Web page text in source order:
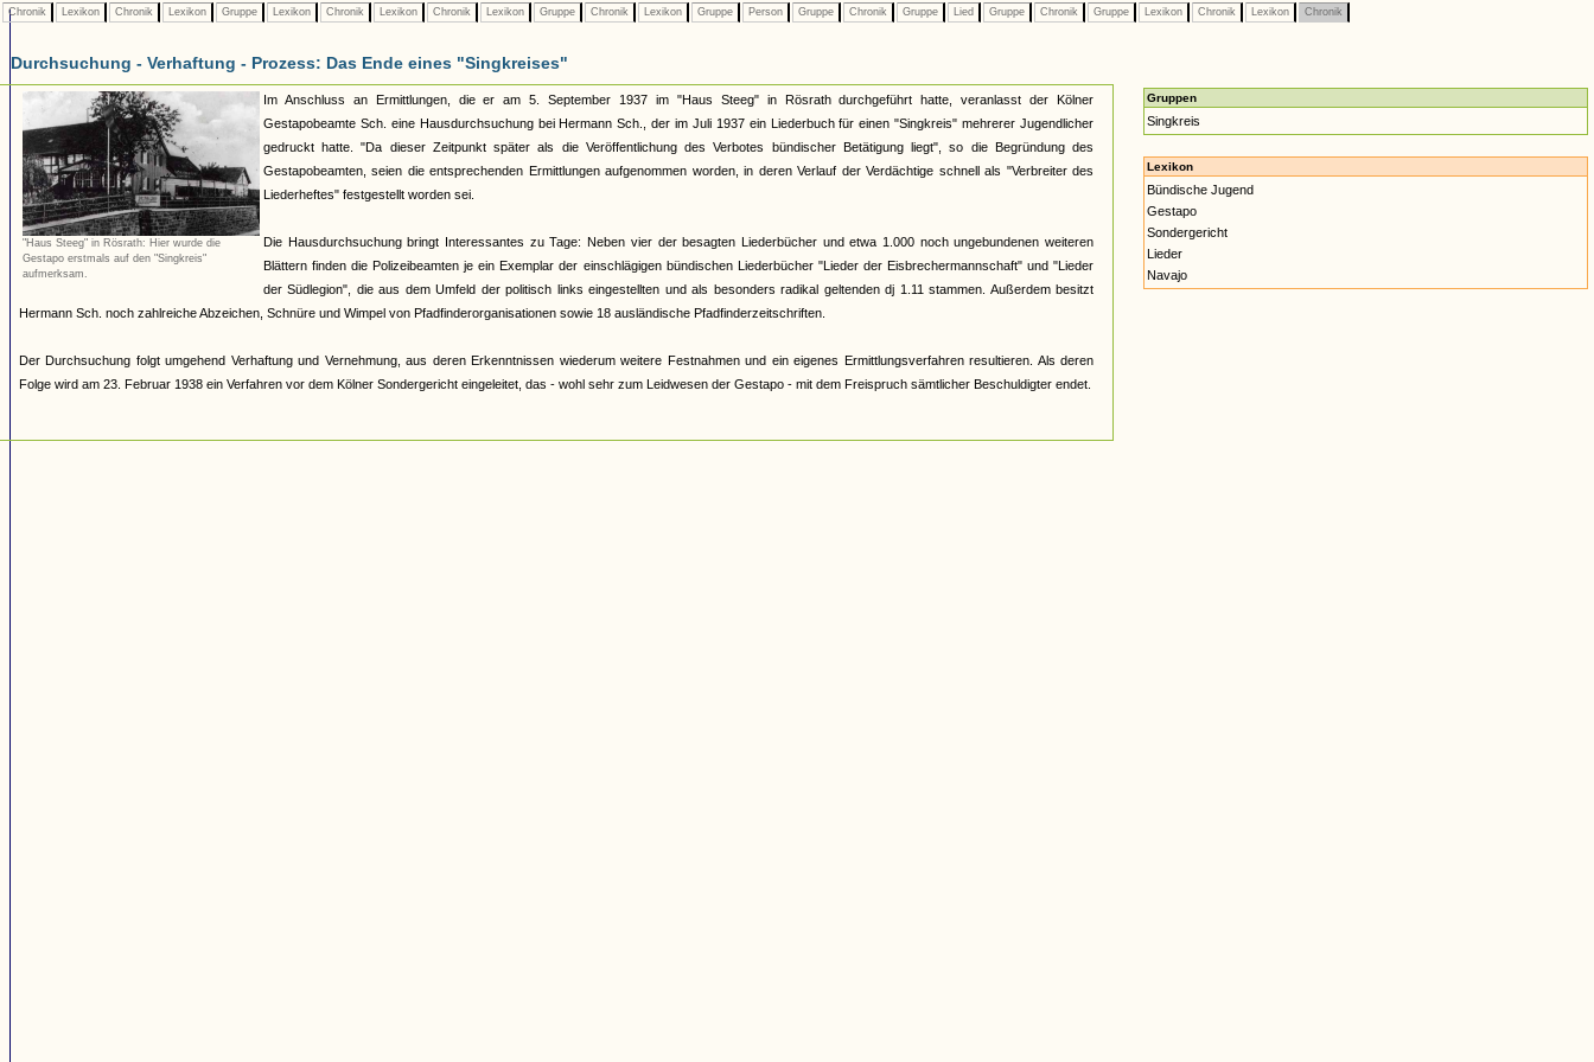
Chronik Lexikon Chronik Lexikon Gruppe Lexikon Chronik Lexikon Chronik Lexikon Gruppe Chronik Lexikon Gruppe Person Gruppe Chronik Gruppe Lied Gruppe Chronik Gruppe Lexikon Chronik Lexikon Chronik
Durchsuchung - Verhaftung - Prozess: Das Ende eines "Singkreises"
"Haus Steeg" in Rösrath: Hier wurde die
Gestapo erstmals auf den "Singkreis"
aufmerksam.
Im Anschluss an Ermittlungen, die er am 5. September 1937 im "Haus Steeg" in Rösrath durchgeführt hatte, veranlasst der Kölner
Gestapobeamte Sch. eine Hausdurchsuchung bei Hermann Sch., der im Juli 1937 ein Liederbuch für einen "Singkreis" mehrerer Jugendlicher
gedruckt hatte. "Da dieser Zeitpunkt später als die Veröffentlichung des Verbotes bündischer Betätigung liegt", so die Begründung des
Gestapobeamten, seien die entsprechenden Ermittlungen aufgenommen worden, in deren Verlauf der Verdächtige schnell als "Verbreiter des
Liederheftes" festgestellt worden sei.
Die Hausdurchsuchung bringt Interessantes zu Tage: Neben vier der besagten Liederbücher und etwa 1.000 noch ungebundenen weiteren
Blättern finden die Polizeibeamten je ein Exemplar der einschlägigen bündischen Liederbücher "Lieder der Eisbrechermannschaft" und "Lieder
der Südlegion", die aus dem Umfeld der politisch links eingestellten und als besonders radikal geltenden dj 1.11 stammen. Außerdem besitzt
Hermann Sch. noch zahlreiche Abzeichen, Schnüre und Wimpel von Pfadfinderorganisationen sowie 18 ausländische Pfadfinderzeitschriften.
Der Durchsuchung folgt umgehend Verhaftung und Vernehmung, aus deren Erkenntnissen wiederum weitere Festnahmen und ein eigenes Ermittlungsverfahren resultieren. Als deren
Folge wird am 23. Februar 1938 ein Verfahren vor dem Kölner Sondergericht eingeleitet, das - wohl sehr zum Leidwesen der Gestapo - mit dem Freispruch sämtlicher Beschuldigter endet.
Gruppen
Singkreis
Lexikon
Bündische Jugend
Gestapo
Sondergericht
Lieder
Navajo